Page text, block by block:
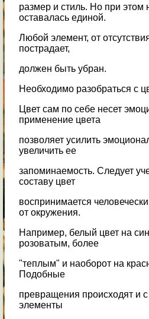
размер и стиль. Но при этом
оставалась единой.
Любой элемент, от
пострадает,
должен быть убран.
Необходимо разобраться с
Цвет сам по себе несет
применение цвета
позволяет усилить
увеличить ее
запоминаемость. Следует
составу цвет
воспринимается
от окружения.
Например, белый цвет на
розоватым, более
"теплым" и наоборот на
Подобные
превращения происходят и
элементы